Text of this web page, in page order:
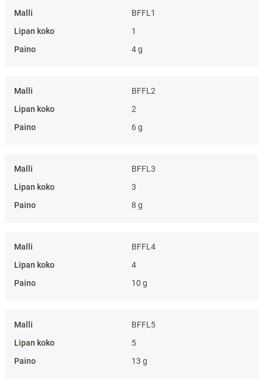
BFFL1
1
4 g
BFFL2
2
6 g
BFFL3
3
8 g
BFFL4
4
10 g
BFFL5
5
13 g